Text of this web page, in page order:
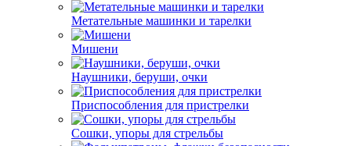
Метательные машинки и тарелки
Мишени
Наушники, беруши, очки
Приспособления для пристрелки
Сошки, упоры для стрельбы